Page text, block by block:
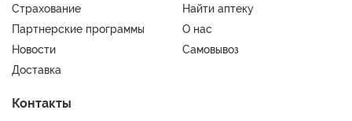
Страхование
Найти аптеку
Партнерские программы
О нас
Новости
Самовывоз
Доставка
Контакты